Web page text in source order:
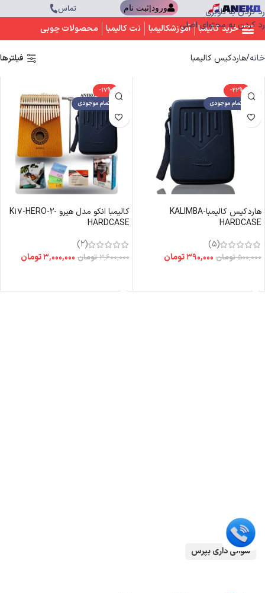
رد کردن به ناوبری
رد کردن به محتوای اصلی
ورود|ثبت نام تماس
خرید کالیمبا آموزشکالیمبا نت کالیمبا محصولات چوبی
خانه هاردکیس کالیمبا فیلترها
-22%
اتمام موجودی
هاردکیس کالیمبا-KALIMBA
HARDCASE
(5)
۵۰۰,۰۰۰ تومان ۳۹۰,۰۰۰تومان
-17%
اتمام موجودی
کالیمبا انکو مدل هیرو K17-HERO-2-
HARDCASE
(2)
۳,۶۰۰,۰۰۰ تومان ۳,۰۰۰,۰۰۰تومان
سوالی داری بپرس